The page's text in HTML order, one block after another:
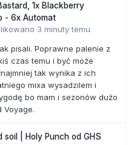
1x Blackberry
- 6x Automat
3 minuty temu
pisali. Poprawne palenie z
czas temu i być może
tak wynika z ich
mixa wysadzilem i
bo mam i sezonów dużo
Voyage.
| Holy Punch od GHS